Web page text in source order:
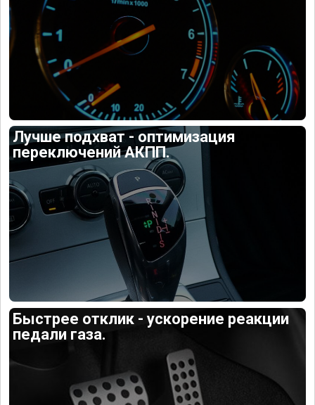
Лучше подхват - оптимизация
переключений АКПП.
Быстрее отклик - ускорение реакции
педали газа.